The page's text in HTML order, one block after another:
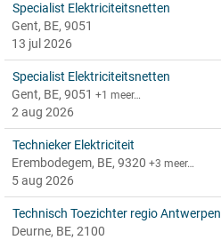
Specialist Elektriciteitsnetten
Gent, BE, 9051
13 jul 2026
Specialist Elektriciteitsnetten
Gent, BE, 9051 +1 meer…
2 aug 2026
Technieker Elektriciteit
Erembodegem, BE, 9320 +3 meer…
5 aug 2026
Technisch Toezichter regio Antwerpen
Deurne, BE, 2100